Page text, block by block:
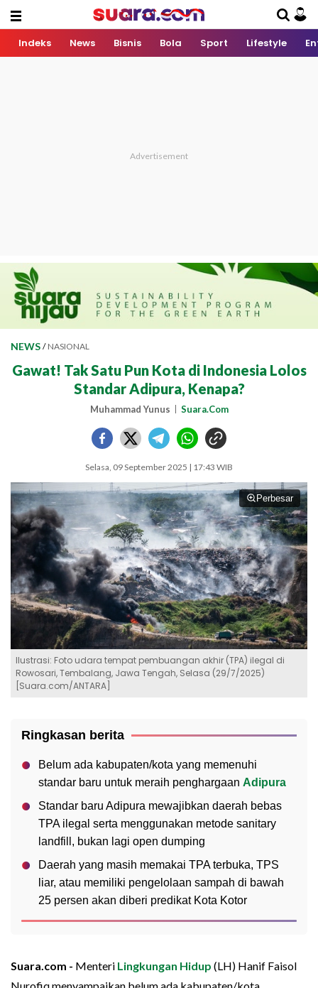
Indeks News Bisnis Bola Sport Lifestyle
NEWS / NASIONAL
Gawat! Tak Satu Pun Kota di Indonesia Lolos
Standar Adipura, Kenapa?
Muhammad Yunus Suara.Com
Selasa, 09 September 2025 | 17:43 WIB
Perbesar
Ilustrasi: Foto udara tempat pembuangan akhir (TPA) ilegal di
Rowosari, Tembalang, Jawa Tengah, Selasa (29/7/2025)
[Suara.com/ANTARA]
Ringkasan berita
Belum ada kabupaten/kota yang memenuhi
standar baru untuk meraih penghargaan Adipura
Standar baru Adipura mewajibkan daerah bebas
TPA ilegal serta menggunakan metode sanitary
landfill, bukan lagi open dumping
Daerah yang masih memakai TPA terbuka, TPS
liar, atau memiliki pengelolaan sampah di bawah
25 persen akan diberi predikat Kota Kotor
Suara.com - Menteri Lingkungan Hidup (LH) Hanif Faisol
Nurofiq menyampaikan belum ada kabupaten/kota